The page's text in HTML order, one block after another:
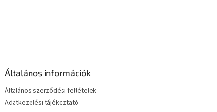
Általános információk
Általános szerződési feltételek
Adatkezelési tájékoztató